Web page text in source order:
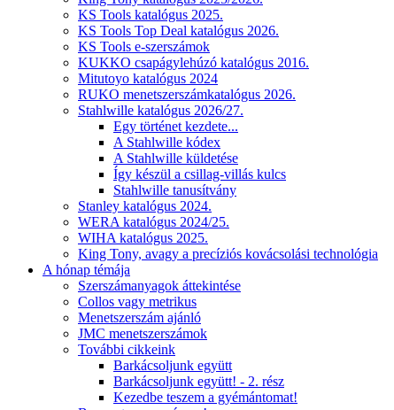
KS Tools katalógus 2025.
KS Tools Top Deal katalógus 2026.
KS Tools e-szerszámok
KUKKO csapágylehúzó katalógus 2016.
Mitutoyo katalógus 2024
RUKO menetszerszámkatalógus 2026.
Stahlwille katalógus 2026/27.
Egy történet kezdete...
A Stahlwille kódex
A Stahlwille küldetése
Így készül a csillag-villás kulcs
Stahlwille tanusítvány
Stanley katalógus 2024.
WERA katalógus 2024/25.
WIHA katalógus 2025.
King Tony, avagy a precíziós kovácsolási technológia
A hónap témája
Szerszámanyagok áttekintése
Collos vagy metrikus
Menetszerszám ajánló
JMC menetszerszámok
További cikkeink
Barkácsoljunk együtt
Barkácsoljunk együtt! - 2. rész
Kezedbe teszem a gyémántomat!